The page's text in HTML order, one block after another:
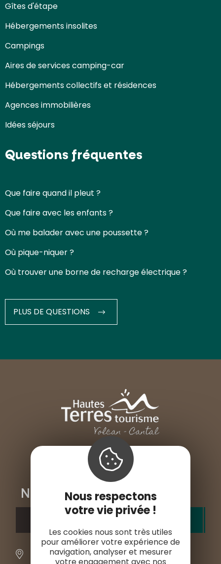
Gîtes d'étape
Hébergements insolites
Campings
Aires de services camping-car
Hébergements collectifs et résidences
Agences immobilières
Idées séjours
Questions fréquentes
Que faire quand il pleut ?
Que faire avec les enfants ?
Où me balader avec une poussette ?
Où pique-niquer ?
Où trouver une borne de recharge électrique ?
PLUS DE QUESTIONS
Nos bureaux d'accueil
ALLANCHE
Place de l'Hôtel de ville
15300 MURAT
Nous respectons
votre vie privée !
Les cookies nous sont très utiles
pour améliorer votre expérience de
navigation, analyser et mesurer